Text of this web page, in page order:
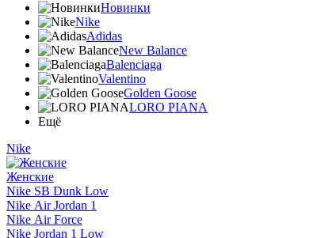
Новинки
Nike
Adidas
New Balance
Balenciaga
Valentino
Golden Goose
LORO PIANA
Ещё
Nike
Женские
Nike SB Dunk Low
Nike Air Jordan 1
Nike Air Force
Nike Jordan 1 Low